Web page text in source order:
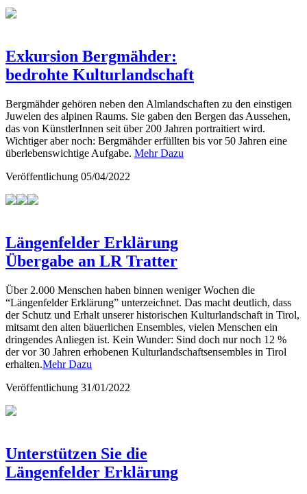
Exkursion Bergmähder:
bedrohte Kulturlandschaft
Bergmähder gehören neben den Almlandschaften zu den einstigen
Juwelen des alpinen Raums. Sie gaben den Bergen das Aussehen,
das von KünstlerInnen seit über 200 Jahren portraitiert wird.
Wichtiger aber noch: Bergmähder erfüllten bis vor 50 Jahren eine
überlebenswichtige Aufgabe. Mehr Dazu
Veröffentlichung 05/04/2022
Längenfelder Erklärung
Übergabe an LR Tratter
Über 2.000 Menschen haben binnen weniger Wochen die
“Längenfelder Erklärung” unterzeichnet. Das macht deutlich, dass
der Schutz und Erhalt unserer historischen Kulturlandschaft in Tirol,
mitsamt den alten bäuerlichen Ensembles, vielen Menschen ein
dringendes Anliegen ist. Kein Wunder: Sind doch nur noch 12 %
der vor 30 Jahren erhobenen Kulturlandschaftsensembles in Tirol
erhalten.Mehr Dazu
Veröffentlichung 31/01/2022
Unterstützen Sie die
Längenfelder Erklärung